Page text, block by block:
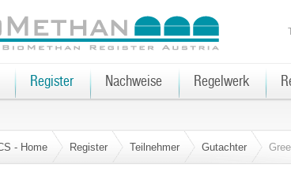
- Home Register Teilnehmer Gutachter
Register Nachweise Regelwerk